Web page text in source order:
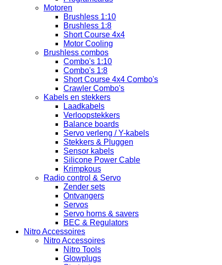
Motoren
Brushless 1:10
Brushless 1:8
Short Course 4x4
Motor Cooling
Brushless combos
Combo's 1:10
Combo's 1:8
Short Course 4x4 Combo's
Crawler Combo's
Kabels en stekkers
Laadkabels
Verloopstekkers
Balance boards
Servo verleng / Y-kabels
Stekkers & Pluggen
Sensor kabels
Silicone Power Cable
Krimpkous
Radio control & Servo
Zender sets
Ontvangers
Servos
Servo horns & savers
BEC & Regulators
Nitro Accessoires
Nitro Accessoires
Nitro Tools
Glowplugs